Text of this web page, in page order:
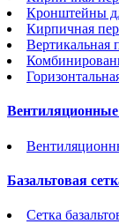
Кронштейны
Кирпичная
Вертикальная
Базальтовая
Сетка